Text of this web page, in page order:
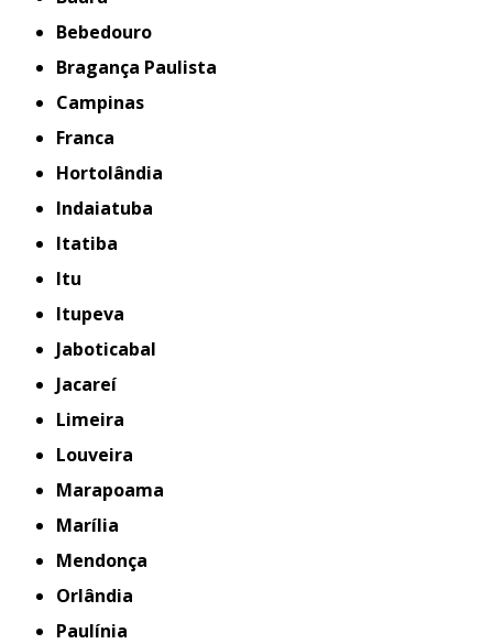
Bebedouro
Bragança Paulista
Campinas
Franca
Hortolândia
Indaiatuba
Itatiba
Itu
Itupeva
Jaboticabal
Jacareí
Limeira
Louveira
Marapoama
Marília
Mendonça
Orlândia
Paulínia